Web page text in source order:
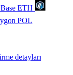
Base ETH
POL
detayları